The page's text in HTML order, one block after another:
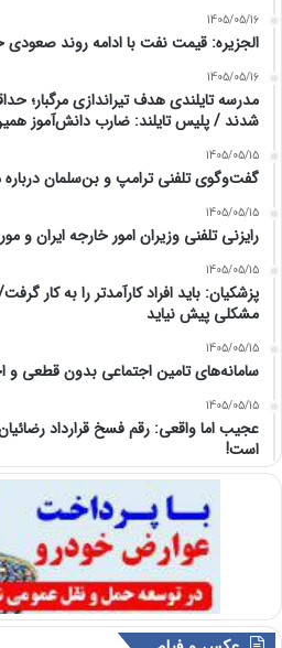
1405/05/16
الجزیره: قیمت نفت با ادامه روند صعودی خود به ۸۳ دلار در هر
1405/05/16
شدند / پلیس تایلند: ضارب دانش‌آموز
1405/05/15
گفت‌وگوی تلفنی ترامپ و بن‌سلمان درباره
1405/05/15
رایزنی تلفنی وزیران امور خارجه ایران و
1405/05/15
پزشکیان: باید افراد کارآمدتر را به کار
مشکلی پیش نیاید
1405/05/15
سامانه‌های تامین اجتماعی بدون قطعی
1405/05/15
است!